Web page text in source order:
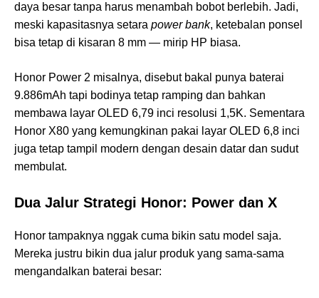
daya besar tanpa harus menambah bobot berlebih. Jadi,
meski kapasitasnya setara power bank, ketebalan ponsel
bisa tetap di kisaran 8 mm — mirip HP biasa.
Honor Power 2 misalnya, disebut bakal punya baterai
9.886mAh tapi bodinya tetap ramping dan bahkan
membawa layar OLED 6,79 inci resolusi 1,5K. Sementara
Honor X80 yang kemungkinan pakai layar OLED 6,8 inci
juga tetap tampil modern dengan desain datar dan sudut
membulat.
Dua Jalur Strategi Honor: Power dan X
Honor tampaknya nggak cuma bikin satu model saja.
Mereka justru bikin dua jalur produk yang sama-sama
mengandalkan baterai besar: